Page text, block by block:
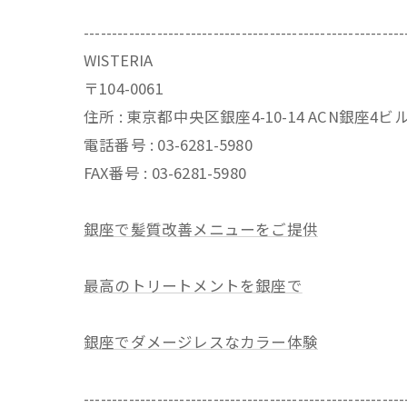
WISTERIA
〒104-0061
住所 : 東京都中央区銀座4-10-14 ACN銀座4ビ
電話番号 : 03-6281-5980
FAX番号 : 03-6281-5980
銀座で髪質改善メニューをご提供
最高のトリートメントを銀座で
銀座でダメージレスなカラー体験